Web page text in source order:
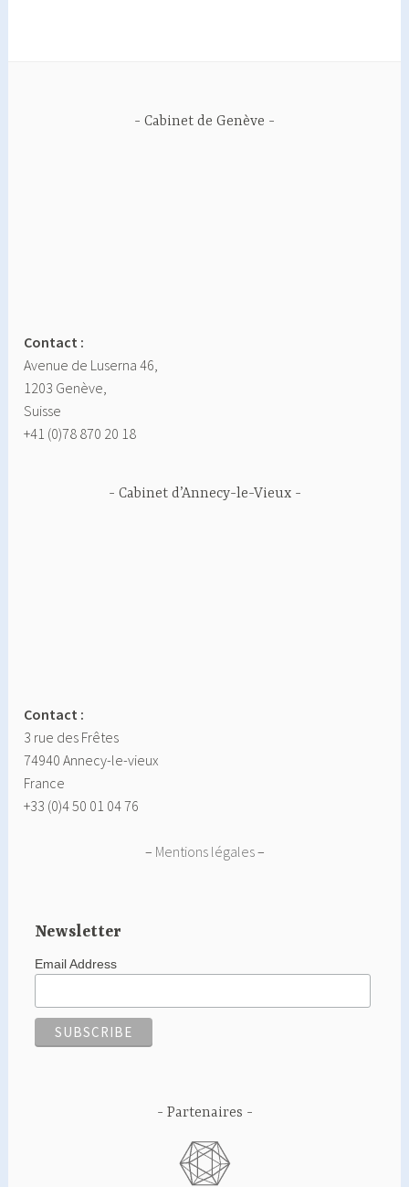
Cabinet de Genève
Contact :
Avenue de Luserna 46,
1203 Genève,
Suisse
+41 (0)78 870 20 18
Cabinet d’Annecy-le-Vieux
Contact :
3 rue des Frêtes
74940 Annecy-le-vieux
France
+33 (0)4 50 01 04 76
– Mentions légales–
Newsletter
Email Address
Partenaires